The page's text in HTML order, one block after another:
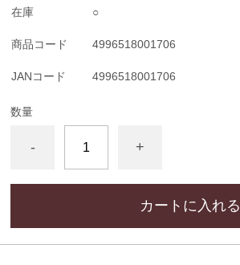
在庫 ○
商品コード 4996518001706
JANコード 4996518001706
数量
- +
カートに入れる